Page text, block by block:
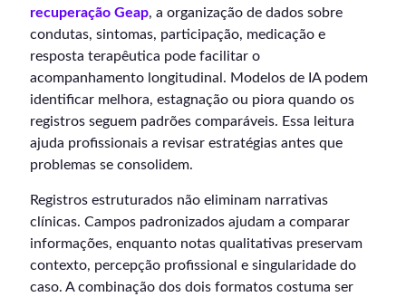
recuperação Geap, a organização de dados sobre
condutas, sintomas, participação, medicação e
resposta terapêutica pode facilitar o
acompanhamento longitudinal. Modelos de IA podem
identificar melhora, estagnação ou piora quando os
registros seguem padrões comparáveis. Essa leitura
ajuda profissionais a revisar estratégias antes que
problemas se consolidem.
Registros estruturados não eliminam narrativas
clínicas. Campos padronizados ajudam a comparar
informações, enquanto notas qualitativas preservam
contexto, percepção profissional e singularidade do
caso. A combinação dos dois formatos costuma ser